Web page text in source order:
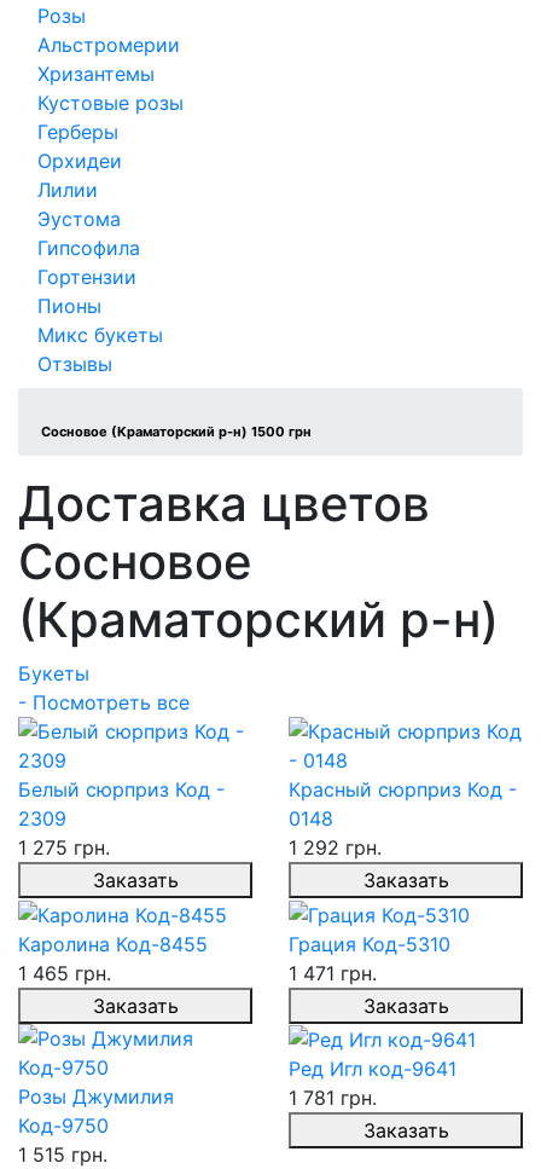
Розы
Альстромерии
Хризантемы
Кустовые розы
Герберы
Орхидеи
Лилии
Эустома
Гипсофила
Гортензии
Пионы
Микс букеты
Отзывы
Сосновое (Краматорский р-н) 1500 грн
Доставка цветов
Сосновое
(Краматорский р-н)
Букеты
- Посмотреть все
Белый сюрприз Код -
2309
1 275 грн.
Заказать
Красный сюрприз Код -
0148
1 292 грн.
Заказать
Каролина Код-8455
1 465 грн.
Заказать
Грация Код-5310
1 471 грн.
Заказать
Розы Джумилия
Код-9750
1 515 грн.
Ред Игл код-9641
1 781 грн.
Заказать